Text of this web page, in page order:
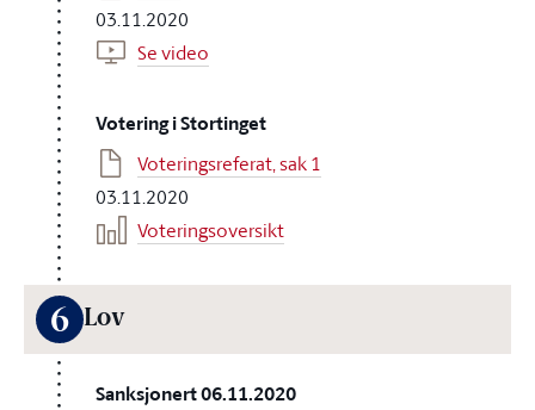
03.11.2020
Se video
Votering i Stortinget
Voteringsreferat, sak 1
03.11.2020
Voteringsoversikt
6 Lov
Sanksjonert 06.11.2020